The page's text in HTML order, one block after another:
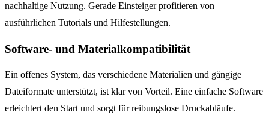
nachhaltige Nutzung. Gerade Einsteiger profitieren von
ausführlichen Tutorials und Hilfestellungen.
Software- und Materialkompatibilität
Ein offenes System, das verschiedene Materialien und gängige
Dateiformate unterstützt, ist klar von Vorteil. Eine einfache Software
erleichtert den Start und sorgt für reibungslose Druckabläufe.